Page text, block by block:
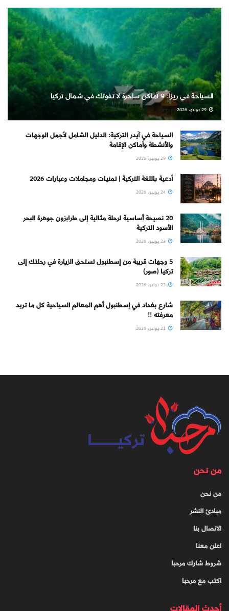
السياحة في ريزا: 9 أماكن ساحرة لا تفوتك في شمال تركيا
29 يونيو، 2026
السياحة في آيدر التركية: الدليل الشامل لأجمل الوجهات
والأنشطة وأماكن الإقامة
29 يونيو، 2026
أدعية باللغة التركية | تمنيات ومجاملات وعبارات 2026
24 يونيو، 2026
20 نصيحة أساسية لرحلة مثالية إلى طرابزون جوهرة البحر
الأسود التركية
23 يونيو، 2026
5 وجهات قريبة من إسطنبول تستحق الزيارة في رحلتك إلى
تركيا (صور)
23 يونيو، 2026
شارع بغداد في إسطنبول أهم المعالم السياحية كل ما تريد
معرفته !!
21 يونيو، 2026
من نحن
من نحن
مبادئ النشر
الاتصال بنا
اعلن معنا
شروط شارك مرحبا
اكتب مع مرحبا